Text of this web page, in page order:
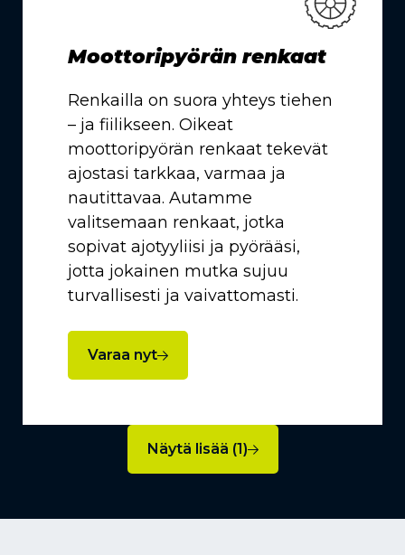
Moottoripyörän renkaat
Renkailla on suora yhteys tiehen
– ja fiilikseen. Oikeat
moottoripyörän renkaat tekevät
ajostasi tarkkaa, varmaa ja
nautittavaa. Autamme
valitsemaan renkaat, jotka
sopivat ajotyyliisi ja pyörääsi,
jotta jokainen mutka sujuu
turvallisesti ja vaivattomasti.
Varaa nyt
Näytä lisää (1)